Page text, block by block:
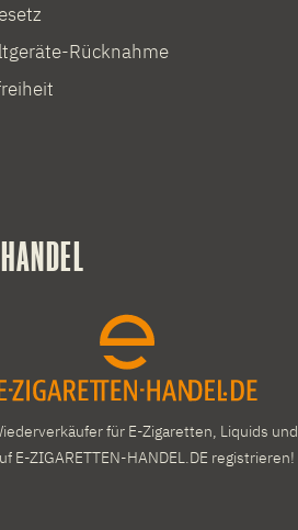
Rücknahme
für E-Zigaretten, Liquids und
E-ZIGARETTEN-HANDEL.DE registrieren!